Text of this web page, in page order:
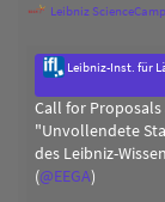
Leibniz
Leibniz-Inst. für
Call for Proposals
"Unvollendete
des Leibniz-
(@EEGA)